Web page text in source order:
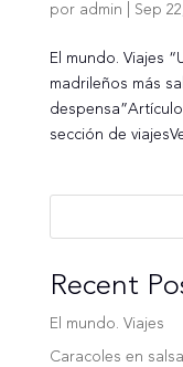
por admin Sep
El mundo. Viajes
madrileños más
sección de
Recent
El mundo. Viajes
Caracoles en salsa